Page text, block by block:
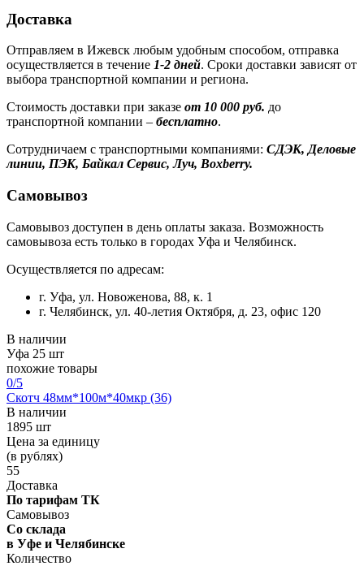
Доставка
Отправляем в Ижевск любым удобным способом, отправка
осуществляется в течение 1-2 дней. Сроки доставки зависят от
выбора транспортной компании и региона.
Стоимость доставки при заказе от 10 000 руб. до
транспортной компании – бесплатно.
Сотрудничаем с транспортными компаниями: СДЭК, Деловые
линии, ПЭК, Байкал Сервис, Луч, Boxberry.
Самовывоз
Самовывоз доступен в день оплаты заказа. Возможность
самовывоза есть только в городах Уфа и Челябинск.
Осуществляется по адресам:
г. Уфа, ул. Новоженова, 88, к. 1
г. Челябинск, ул. 40-летия Октября, д. 23, офис 120
В наличии
Уфа 25 шт
похожие товары
0/5
Скотч 48мм*100м*40мкр (36)
В наличии
1895 шт
Цена за единицу
(в рублях)
55
Доставка
По тарифам ТК
Самовывоз
Со склада
в Уфе и Челябинске
Количество